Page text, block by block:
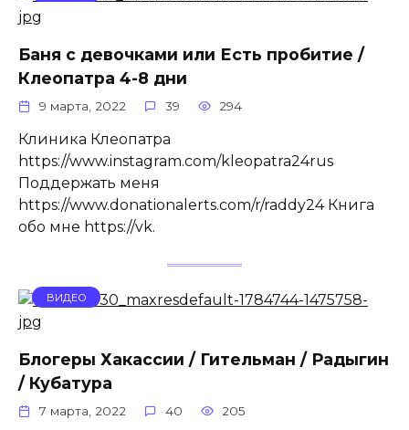
Баня с девочками или Есть пробитие /
Клеопатра 4-8 дни
9 марта, 2022 39 294
Клиника Клеопатра
https://www.instagram.com/kleopatra24rus
Поддержать меня
https://www.donationalerts.com/r/raddy24 Книга
обо мне https://vk.
ВИДЕО
Блогеры Хакассии / Гительман / Радыгин
/ Кубатура
7 марта, 2022 40 205